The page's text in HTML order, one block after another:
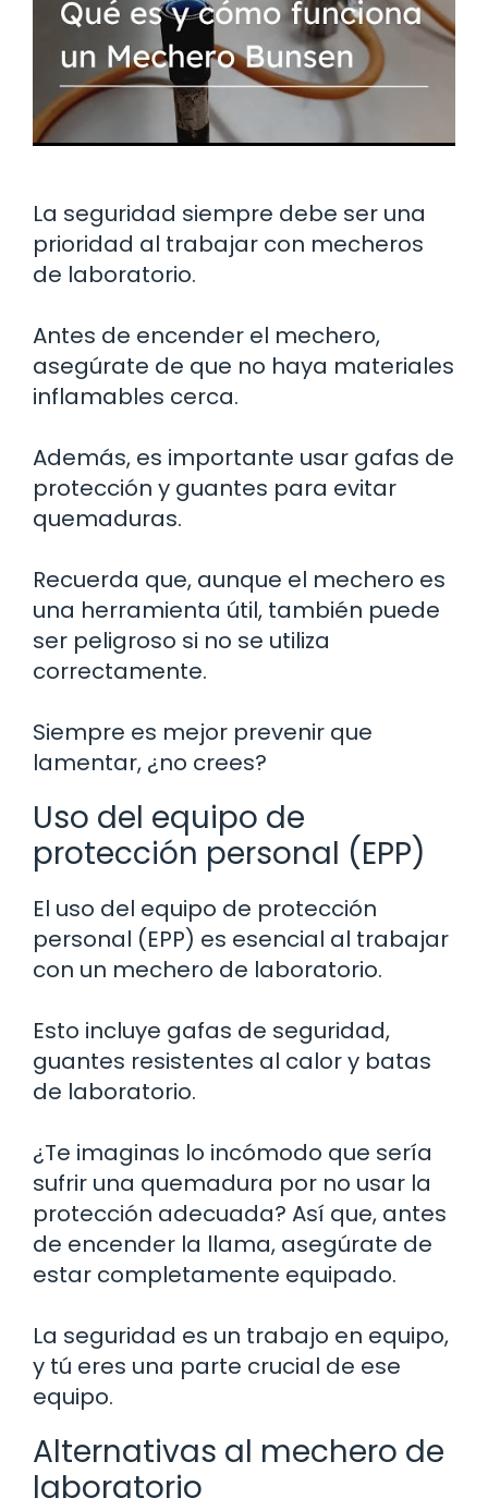
La seguridad siempre debe ser una
prioridad al trabajar con mecheros
de laboratorio.
Antes de encender el mechero,
asegúrate de que no haya materiales
inflamables cerca.
Además, es importante usar gafas de
protección y guantes para evitar
quemaduras.
Recuerda que, aunque el mechero es
una herramienta útil, también puede
ser peligroso si no se utiliza
correctamente.
Siempre es mejor prevenir que
lamentar, ¿no crees?
Uso del equipo de
protección personal (EPP)
El uso del equipo de protección
personal (EPP) es esencial al trabajar
con un mechero de laboratorio.
Esto incluye gafas de seguridad,
guantes resistentes al calor y batas
de laboratorio.
¿Te imaginas lo incómodo que sería
sufrir una quemadura por no usar la
protección adecuada? Así que, antes
de encender la llama, asegúrate de
estar completamente equipado.
La seguridad es un trabajo en equipo,
y tú eres una parte crucial de ese
equipo.
Alternativas al mechero de
laboratorio